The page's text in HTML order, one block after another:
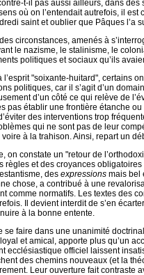
t-il pas aussi ailleurs, dans des
où on l’entendait autrefois, il
saint et oublier que Pâques l’a
circonstances, amenés à
le nazisme, le stalinisme, le
politiques et sociaux qu’ils
"soixante-huitard", certains
politiques, car il s’agit d’un
d’un côté ce qui relève de
pas établir une frontière étanche
des interventions trop
qui ne sont pas de leur
à la trahison. Ainsi, repart un
on constate un "retour de
règles et des croyances
des expressions mais bel
chose, a contribué à une
comme normatifs. Les textes des
Il devient interdit de s’en
à la bonne entente.
se faire dans une unanimité
et amical, apporte plus qu’un
ecclésiastique officiel laissent
des chemins nouveaux (et la
Leur ouverture fait contraste